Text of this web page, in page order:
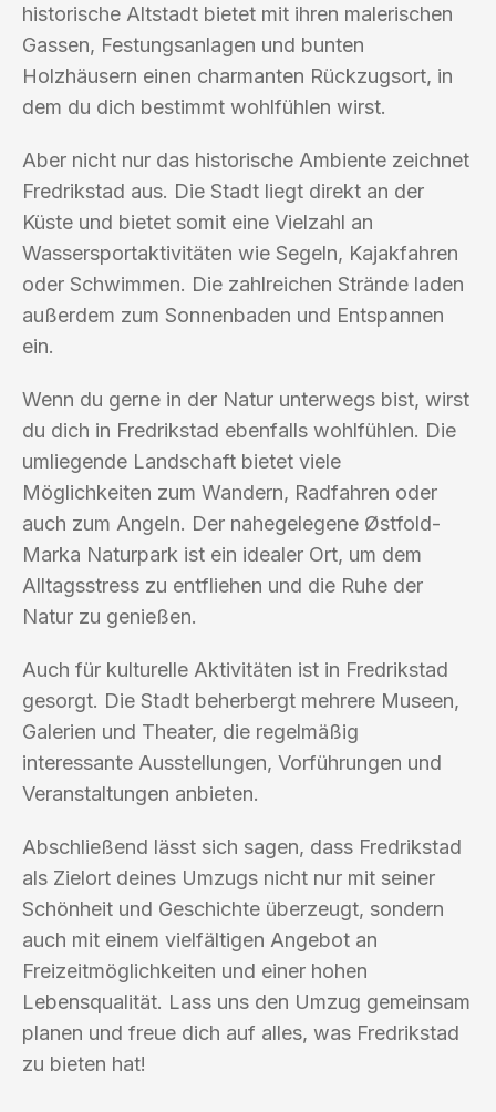
historische Altstadt bietet mit ihren malerischen
Gassen, Festungsanlagen und bunten
Holzhäusern einen charmanten Rückzugsort, in
dem du dich bestimmt wohlfühlen wirst.
Aber nicht nur das historische Ambiente zeichnet
Fredrikstad aus. Die Stadt liegt direkt an der
Küste und bietet somit eine Vielzahl an
Wassersportaktivitäten wie Segeln, Kajakfahren
oder Schwimmen. Die zahlreichen Strände laden
außerdem zum Sonnenbaden und Entspannen
ein.
Wenn du gerne in der Natur unterwegs bist, wirst
du dich in Fredrikstad ebenfalls wohlfühlen. Die
umliegende Landschaft bietet viele
Möglichkeiten zum Wandern, Radfahren oder
auch zum Angeln. Der nahegelegene Østfold-
Marka Naturpark ist ein idealer Ort, um dem
Alltagsstress zu entfliehen und die Ruhe der
Natur zu genießen.
Auch für kulturelle Aktivitäten ist in Fredrikstad
gesorgt. Die Stadt beherbergt mehrere Museen,
Galerien und Theater, die regelmäßig
interessante Ausstellungen, Vorführungen und
Veranstaltungen anbieten.
Abschließend lässt sich sagen, dass Fredrikstad
als Zielort deines Umzugs nicht nur mit seiner
Schönheit und Geschichte überzeugt, sondern
auch mit einem vielfältigen Angebot an
Freizeitmöglichkeiten und einer hohen
Lebensqualität. Lass uns den Umzug gemeinsam
planen und freue dich auf alles, was Fredrikstad
zu bieten hat!